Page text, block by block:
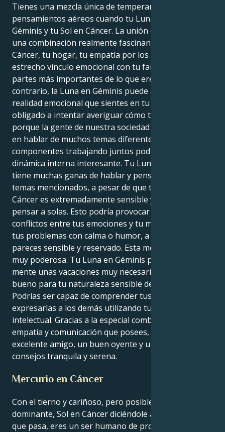
Tienes una mezcla única de temperamento acuoso y
pensamientos aéreos cuando tu Luna está en
Géminis y tu Sol en Cáncer. La unión de ambos es
una combinación realmente fascinante. Si eres
Cáncer, tu hogar, tu empatía por los demás y tu
estrecho vínculo emocional con tu familia son las
partes más importantes de lo que eres. Por el
contrario, la Luna en Géminis puede afectar a la
realidad emocional que sientes en tu interior. Te ves
obligado a intentar averiguar cómo te sientes
porque la gente de nuestra sociedad está interesada
en hablar de muchos temas diferentes. Estos
componentes trabajando juntos podrían crear una
dinámica interna interesante. Tu Luna de Géminis
tiene muchas ganas de hablar y pensar sobre los
temas mencionados, a pesar de que tu naturaleza de
Cáncer es extremadamente sensible y prefiere
pensar a solas. Esto podría provocar muchos
conflictos entre tus emociones y tu mente. Manejas
tus problemas con calma o humor, a pesar de que
pareces sensible y reservado. Esta mezcla también es
muy poderosa. Tu Luna en Géminis proporciona a tu
mente unas vacaciones muy necesarias, lo cual es
bueno para tu naturaleza sensible de Cáncer.
Podrías ser capaz de comprender tus emociones y
expresarlas a los demás utilizando tu curiosidad
intelectual. Gracias a la especial combinación de
empatía y comunicación que posees, eres un
excelente amigo, un buen oyente y una fuente de
consejos tranquila y serena.
Mercurio en Cáncer
Con el tierno y cariñoso, pero posiblemente un poco
dominante, Sol en Cáncer diciéndole a tu mente lo
que pasa, eres un ser humano de profundos,